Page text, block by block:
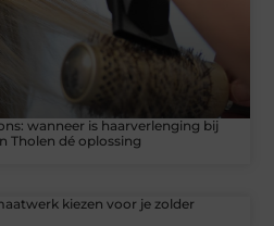
wanneer is haarverlenging bij
Tholen dé oplossing
kiezen voor je zolder